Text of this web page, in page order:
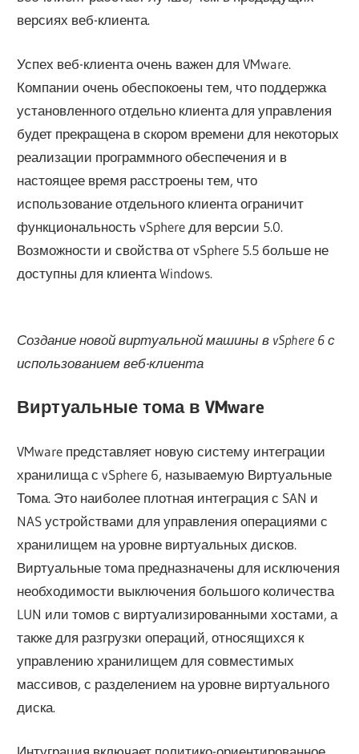
версиях веб-клиента.
Успех веб-клиента очень важен для VMware.
Компании очень обеспокоены тем, что поддержка
установленного отдельно клиента для управления
будет прекращена в скором времени для некоторых
реализации программного обеспечения и в
настоящее время расстроены тем, что
использование отдельного клиента ограничит
функциональность vSphere для версии 5.0.
Возможности и свойства от vSphere 5.5 больше не
доступны для клиента Windows.
Создание новой виртуальной машины в vSphere 6 с
использованием веб-клиента
Виртуальные тома в VMware
VMware представляет новую систему интеграции
хранилища с vSphere 6, называемую Виртуальные
Тома. Это наиболее плотная интеграция с SAN и
NAS устройствами для управления операциями с
хранилищем на уровне виртуальных дисков.
Виртуальные тома предназначены для исключения
необходимости выключения большого количества
LUN или томов с виртуализированными хостами, а
также для разгрузки операций, относящихся к
управлению хранилищем для совместимых
массивов, с разделением на уровне виртуального
диска.